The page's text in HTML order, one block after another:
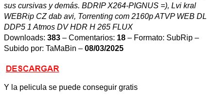
sus cursivas y demás. BDRIP X264-PIGNUS =), Lvi kral
WEBRip CZ dab avi, Torrenting com 2160p ATVP WEB DL
DDP5 1 Atmos DV HDR H 265 FLUX
Downloads: 383 – Comentarios: 18 – Formato: SubRip –
Subido por: TaMaBin – 08/03/2025
Y la pelicula se puede conseguir gratis